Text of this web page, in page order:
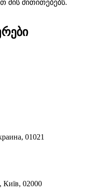
მის მითითებებს.
01021
Київ, 02000